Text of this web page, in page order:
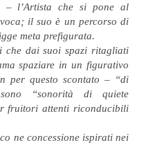
– l’Artista che si pone al
il suo è un percorso di
meta prefigurata.
che dai suoi spazi ritagliati
spaziare in un figurativo
per questo scontato – “di
“sonorità di quiete
fruitori attenti riconducibili
ne concessione ispirati nei